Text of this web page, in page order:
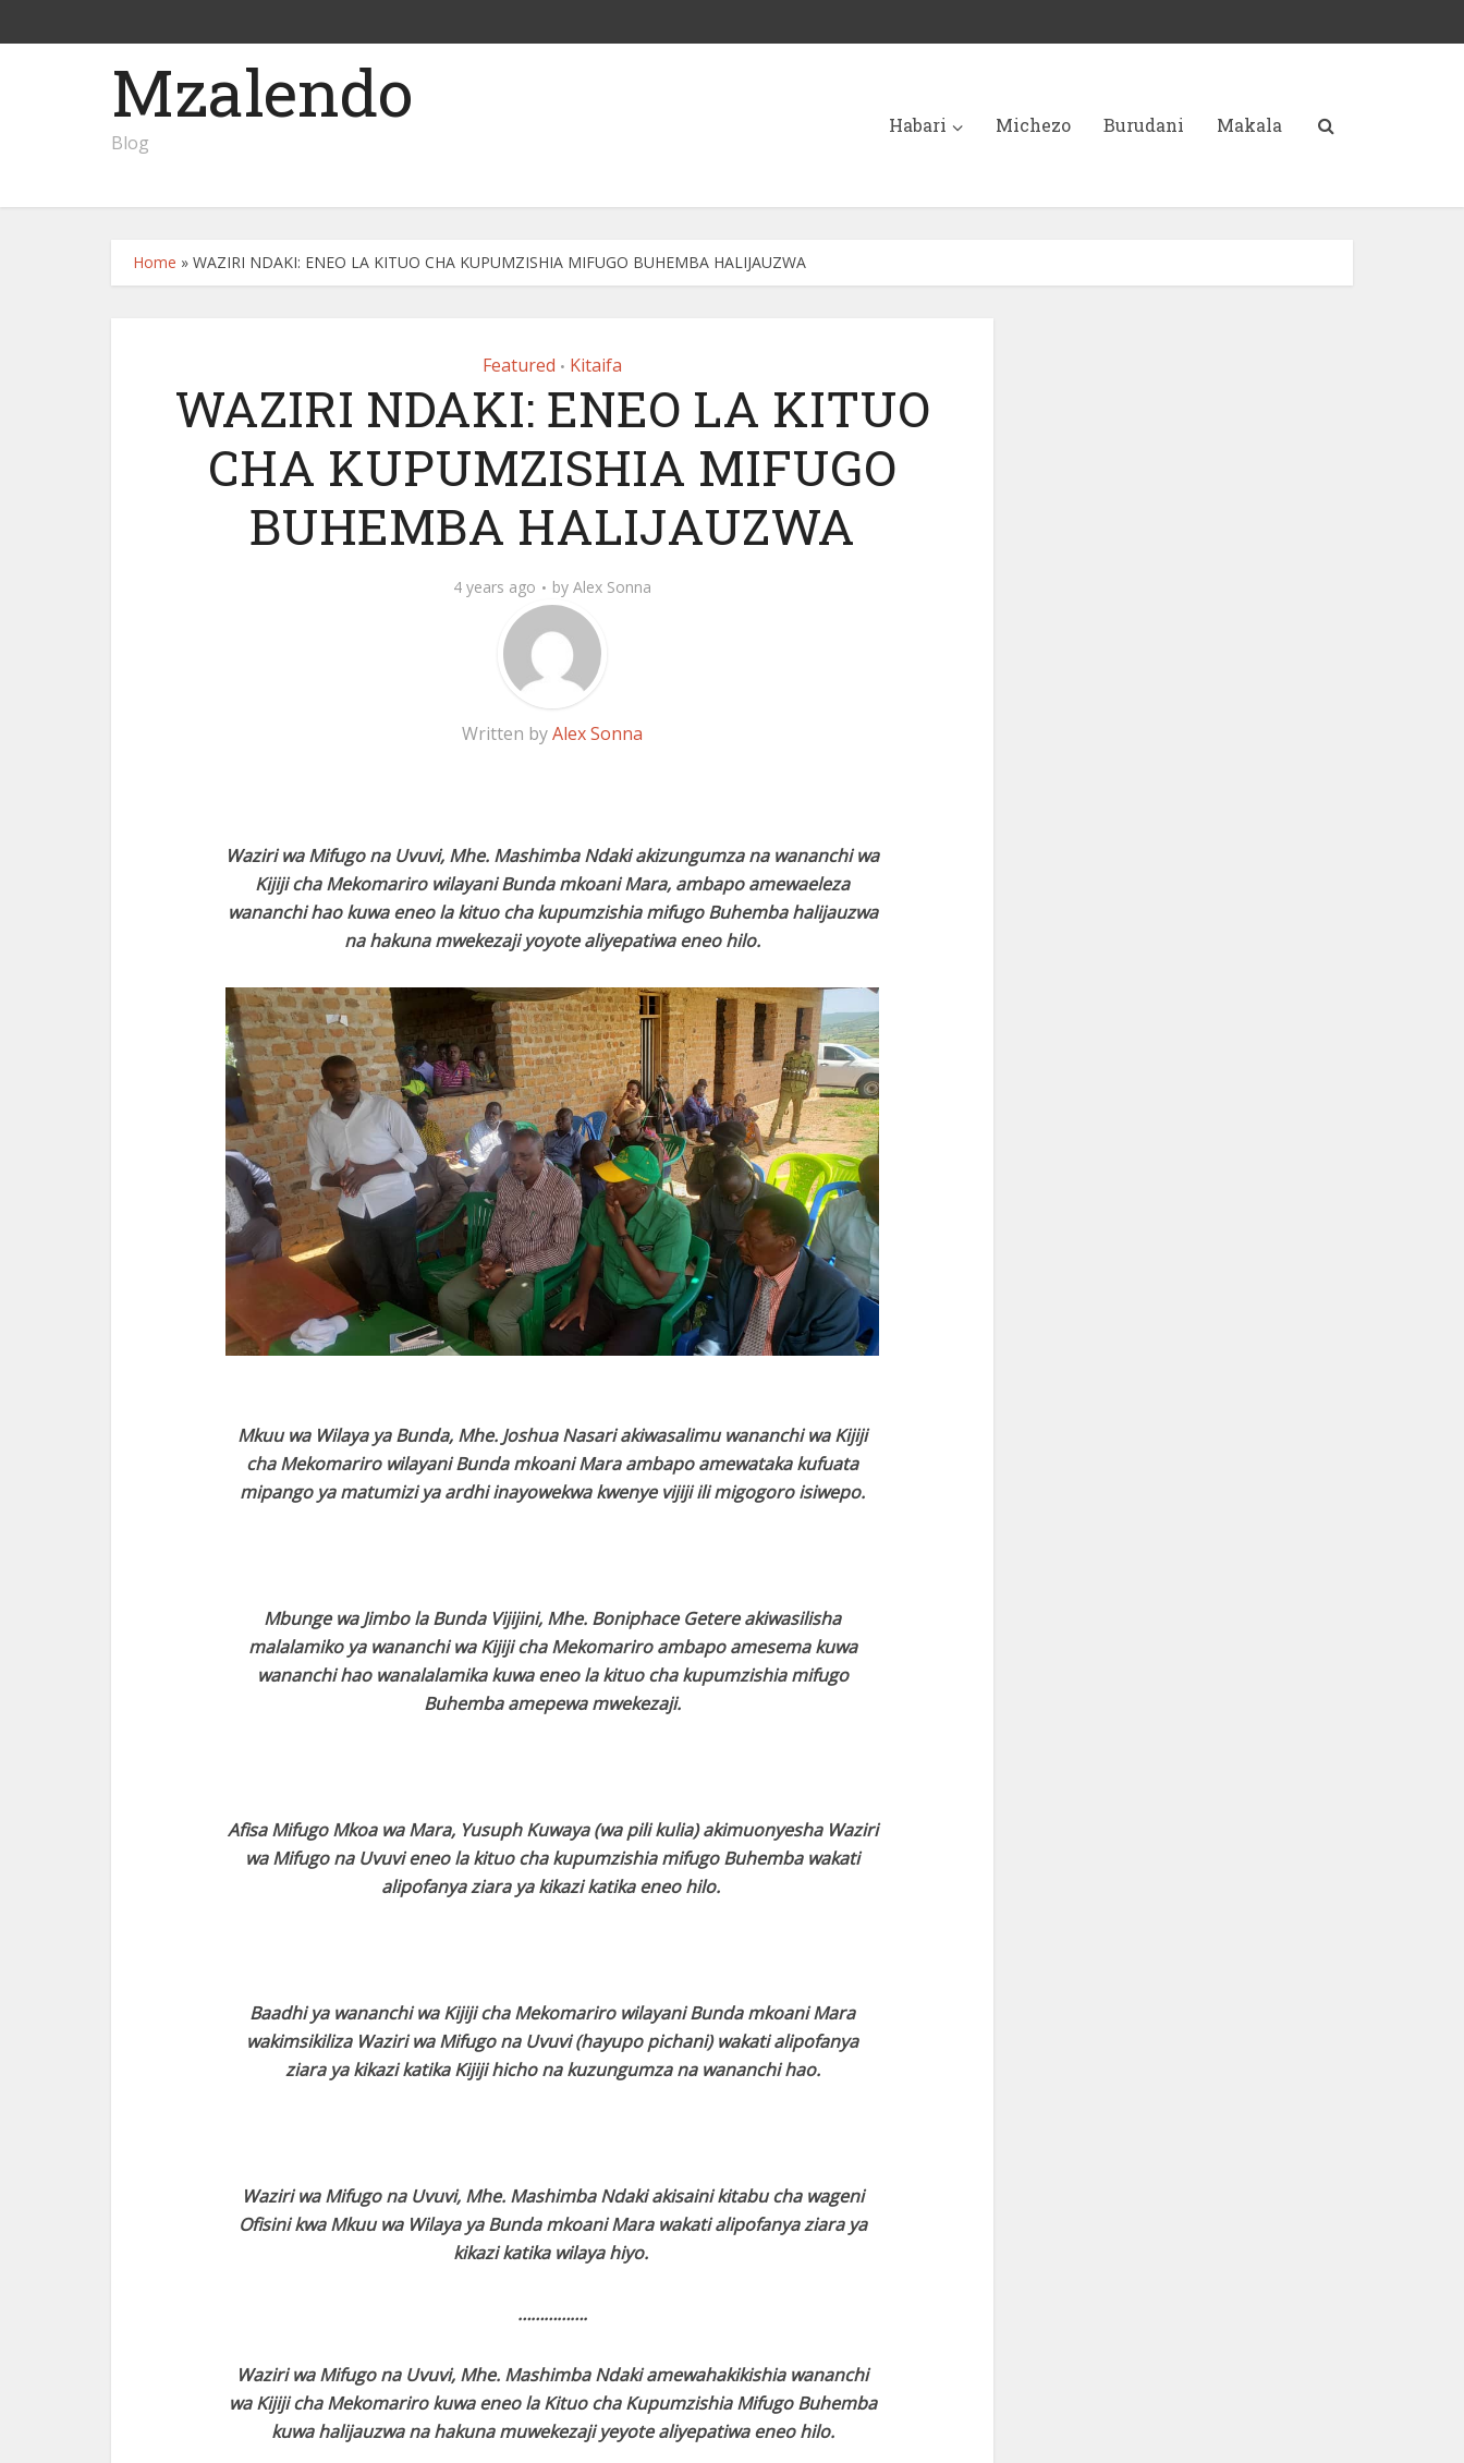
Mzalendo
Blog
Habari Michezo Burudani Makala
Home » WAZIRI NDAKI: ENEO LA KITUO CHA KUPUMZISHIA MIFUGO BUHEMBA HALIJAUZWA
Featured • Kitaifa
WAZIRI NDAKI: ENEO LA KITUO
CHA KUPUMZISHIA MIFUGO
BUHEMBA HALIJAUZWA
4 years ago by Alex Sonna
Written byAlex Sonna
Waziri wa Mifugo na Uvuvi, Mhe. Mashimba Ndaki akizungumza na wananchi wa
Kijiji cha Mekomariro wilayani Bunda mkoani Mara, ambapo amewaeleza
wananchi hao kuwa eneo la kituo cha kupumzishia mifugo Buhemba halijauzwa
na hakuna mwekezaji yoyote aliyepatiwa eneo hilo.
Mkuu wa Wilaya ya Bunda, Mhe. Joshua Nasari akiwasalimu wananchi wa Kijiji
cha Mekomariro wilayani Bunda mkoani Mara ambapo amewataka kufuata
mipango ya matumizi ya ardhi inayowekwa kwenye vijiji ili migogoro isiwepo.
Mbunge wa Jimbo la Bunda Vijijini, Mhe. Boniphace Getere akiwasilisha
malalamiko ya wananchi wa Kijiji cha Mekomariro ambapo amesema kuwa
wananchi hao wanalalamika kuwa eneo la kituo cha kupumzishia mifugo
Buhemba amepewa mwekezaji.
Afisa Mifugo Mkoa wa Mara, Yusuph Kuwaya (wa pili kulia) akimuonyesha Waziri
wa Mifugo na Uvuvi eneo la kituo cha kupumzishia mifugo Buhemba wakati
alipofanya ziara ya kikazi katika eneo hilo.
Baadhi ya wananchi wa Kijiji cha Mekomariro wilayani Bunda mkoani Mara
wakimsikiliza Waziri wa Mifugo na Uvuvi (hayupo pichani) wakati alipofanya
ziara ya kikazi katika Kijiji hicho na kuzungumza na wananchi hao.
Waziri wa Mifugo na Uvuvi, Mhe. Mashimba Ndaki akisaini kitabu cha wageni
Ofisini kwa Mkuu wa Wilaya ya Bunda mkoani Mara wakati alipofanya ziara ya
kikazi katika wilaya hiyo.
…………….
Waziri wa Mifugo na Uvuvi, Mhe. Mashimba Ndaki amewahakikishia wananchi
wa Kijiji cha Mekomariro kuwa eneo la Kituo cha Kupumzishia Mifugo Buhemba
kuwa halijauzwa na hakuna muwekezaji yeyote aliyepatiwa eneo hilo.